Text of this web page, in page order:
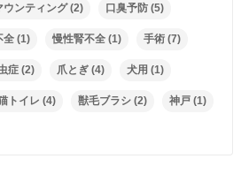
ウンティング(2) 口臭予防(5)
全(1) 慢性腎不全(1) 手術(7)
症(2) 爪とぎ(4) 犬用 (1)
トイレ (4) 獣毛ブラシ(2) 神戸(1)